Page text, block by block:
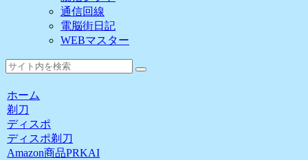
通信回線
電脳街日記
WEBマスター
ホーム
剃刀
ディスポ
ディスポ剃刀
Amazon商品PRKAI